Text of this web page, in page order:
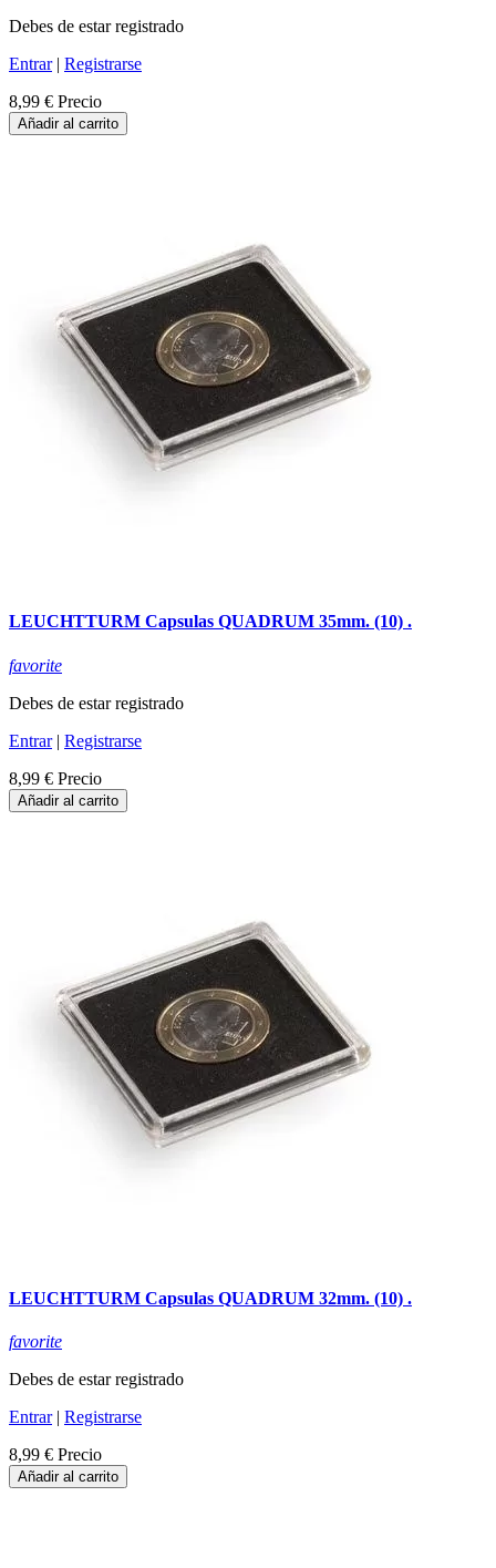
Debes de estar registrado
Entrar| Registrarse
8,99 € Precio
Añadir al carrito
LEUCHTTURM Capsulas QUADRUM 35mm. (10) .
favorite
Debes de estar registrado
Entrar| Registrarse
8,99 € Precio
Añadir al carrito
LEUCHTTURM Capsulas QUADRUM 32mm. (10) .
favorite
Debes de estar registrado
Entrar| Registrarse
8,99 € Precio
Añadir al carrito